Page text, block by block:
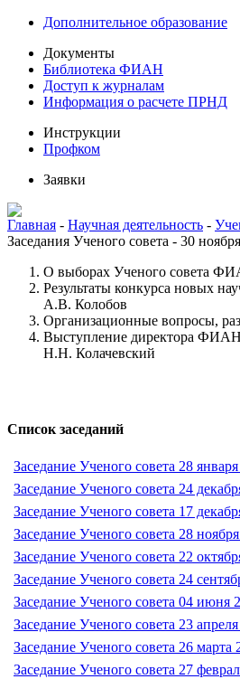
Дополнительное образование
Документы
Библиотека ФИАН
Доступ к журналам
Информация о расчете ПРНД
Инструкции
Профком
Заявки
Главная - Научная деятельность -
Заседания Ученого совета - 30
О выборах Ученого совета
Результаты конкурса новых
А.В. Колобов
Организационные вопросы,
Выступление директора ФИАН
Н.Н. Колачевский
Список заседаний
Заседание Ученого совета 28 января
Заседание Ученого совета 24
Заседание Ученого совета 17
Заседание Ученого совета 28
Заседание Ученого совета 22
Заседание Ученого совета 24
Заседание Ученого совета 04 июня
Заседание Ученого совета 23 апреля
Заседание Ученого совета 26 марта
Заседание Ученого совета 27